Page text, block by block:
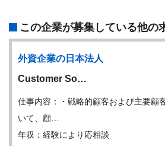
この企業が募集している他の
外資企業の日本法人
Customer So…
仕事内容：・戦略的顧客および主要顧
いて、顧…
年収：経験により応相談